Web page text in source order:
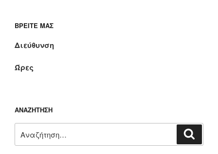
ΒΡΕΊΤΕ ΜΑΣ
Διεύθυνση
Ώρες
ΑΝΑΖΉΤΗΣΗ
για: